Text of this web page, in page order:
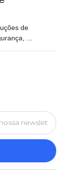
de